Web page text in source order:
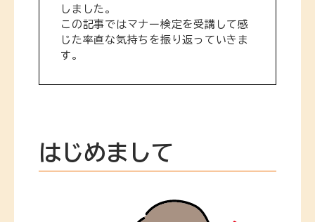
しました。
この記事ではマナー検定を受講して感
じた率直な気持ちを振り返っていきま
す。
はじめまして